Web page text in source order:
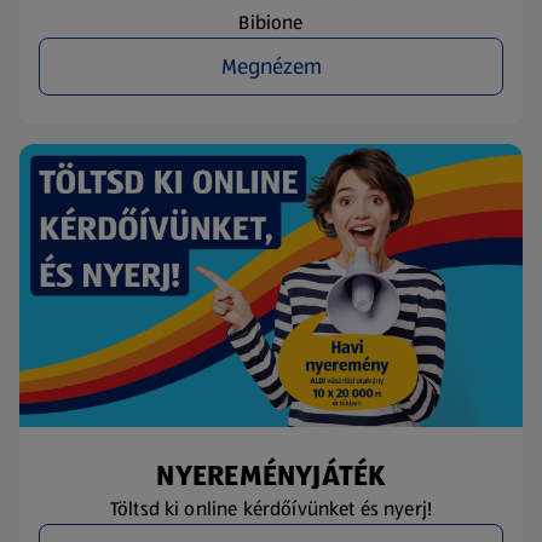
Bibione
Megnézem
NYEREMÉNYJÁTÉK
Töltsd ki online kérdőívünket és nyerj!